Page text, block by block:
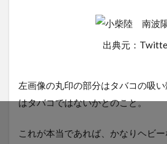
出典元：
左画像の丸印の部分はタバコの吸
はタバコではないかとのこと。
これが本当であれば、かなりヘビ